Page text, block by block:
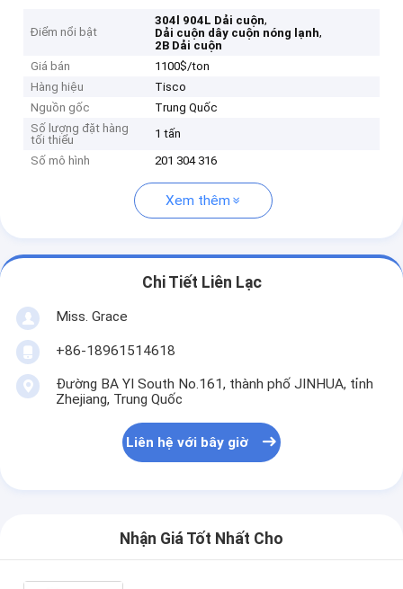
Điểm nổi bật
304l 904L Dải cuộn,
Dải cuộn dây cuộn nóng lạnh,
2B Dải cuộn
Giá bán
1100$/ton
Hàng hiệu
Tisco
Nguồn gốc
Trung Quốc
Số lượng đặt hàng
tối thiểu
1 tấn
Số mô hình
201 304 316
Xem thêm
Chi Tiết Liên Lạc
Miss. Grace
+86-18961514618
Đường BA YI South No.161, thành phố JINHUA, tỉnh
Zhejiang, Trung Quốc
Liên hệ với bây giờ
Nhận Giá Tốt Nhất Cho